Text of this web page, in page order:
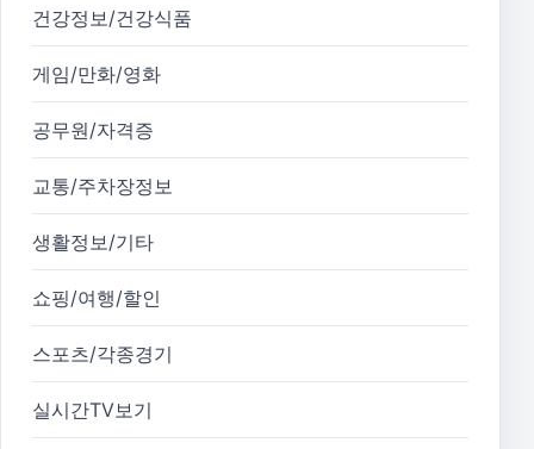
건강정보/건강식품
게임/만화/영화
공무원/자격증
교통/주차장정보
생활정보/기타
쇼핑/여행/할인
스포츠/각종경기
실시간TV보기